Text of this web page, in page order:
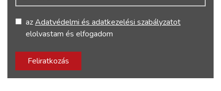
azAdatvédelmi és adatkezelési szabályzatot
elolvastam és elfogadom
Feliratkozás